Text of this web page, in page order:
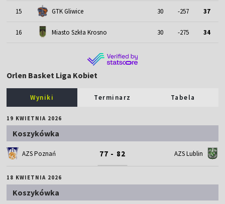
15 GTK Gliwice 30 -257 37
16 Miasto Szkła Krosno 30 -275 34
Orlen Basket Liga Kobiet
Wyniki Terminarz Tabela
19 KWIETNIA 2026
Koszykówka
AZS Poznań 77 - 82 AZS Lublin
18 KWIETNIA 2026
Koszykówka